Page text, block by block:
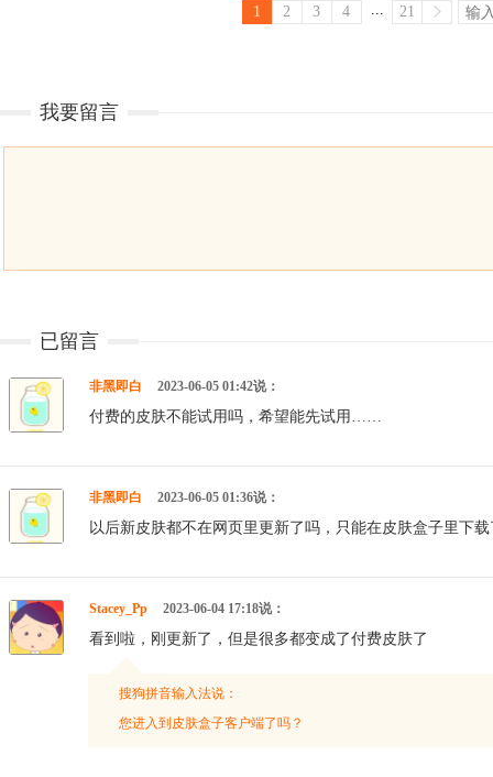
1 2 3 4 ... 21
我要留言
已留言
非黑即白 2023-06-05 01:42说：
付费的皮肤不能试用吗，希望能先试用……
非黑即白 2023-06-05 01:36说：
以后新皮肤都不在网页里更新了吗，只能在皮肤盒子里下
Stacey_Pp 2023-06-04 17:18说：
看到啦，刚更新了，但是很多都变成了付费皮肤了
搜狗拼音输入法说：
您进入到皮肤盒子客户端了吗？